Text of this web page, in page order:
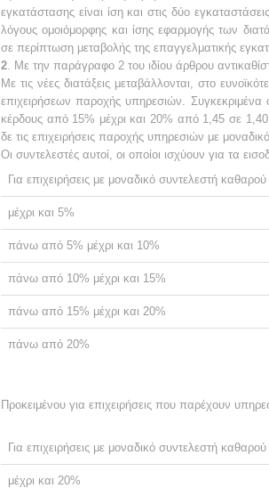
εγκατάστασης είναι ίση και στις δύο
λόγους ομοιόμορφης και ίσης εφαρμογής των
σε περίπτωση μεταβολής της επαγγελματικής
2 . Με την παράγραφο 2 του ιδίου άρθρου
Με τις νέες διατάξεις μεταβάλλονται, στο
επιχειρήσεων παροχής υπηρεσιών. Συγκεκριμένα
κέρδους από 15% μέχρι και 20% από 1,45 σε 1,40
δε τις επιχειρήσεις παροχής υπηρεσιών με
Οι συντελεστές αυτοί, οι οποίοι ισχύουν για τα
Για επιχειρήσεις με μοναδικό συντελεστή
μέχρι και 5%
πάνω από 5% μέχρι και 10%
πάνω από 10% μέχρι και 15%
πάνω από 15% μέχρι και 20%
πάνω από 20%
Προκειμένου για επιχειρήσεις που παρέχουν
Για επιχειρήσεις με μοναδικό συντελεστή
μέχρι και 20%